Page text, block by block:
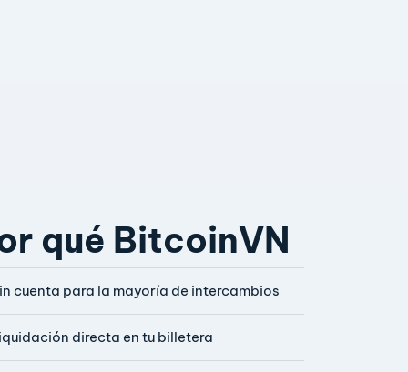
qué BitcoinVN
cuenta para la mayoría de intercambios
directa en tu billetera